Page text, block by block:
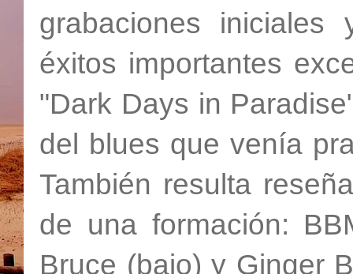
grabaciones
éxitos importantes
"Dark Days in
del blues que venía
También resulta
de una formación:
Bruce (bajo) y Ginger